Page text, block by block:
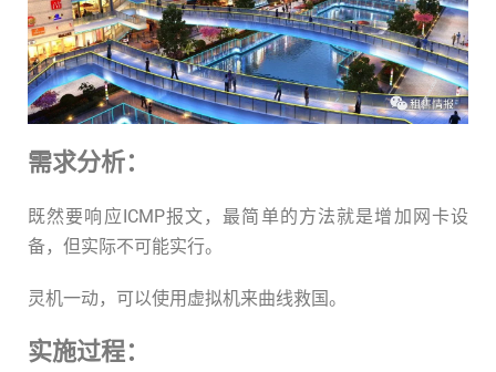
需求分析：
既然要响应ICMP报文，最简单的方法就是增加网卡设
备，但实际不可能实行。
灵机一动，可以使用虚拟机来曲线救国。
实施过程：